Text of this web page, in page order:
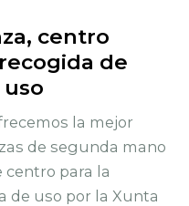
centro
de
la mejor
de segunda mano
centro para la
de uso por la Xunta